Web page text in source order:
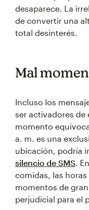
desaparece. La
de convertir una
total desinterés.
Mal
Incluso los
ser activadores de
momento
a. m. es una
ubicación, podría
silencio de SMS.
comidas, las
momentos de
perjudicial para el